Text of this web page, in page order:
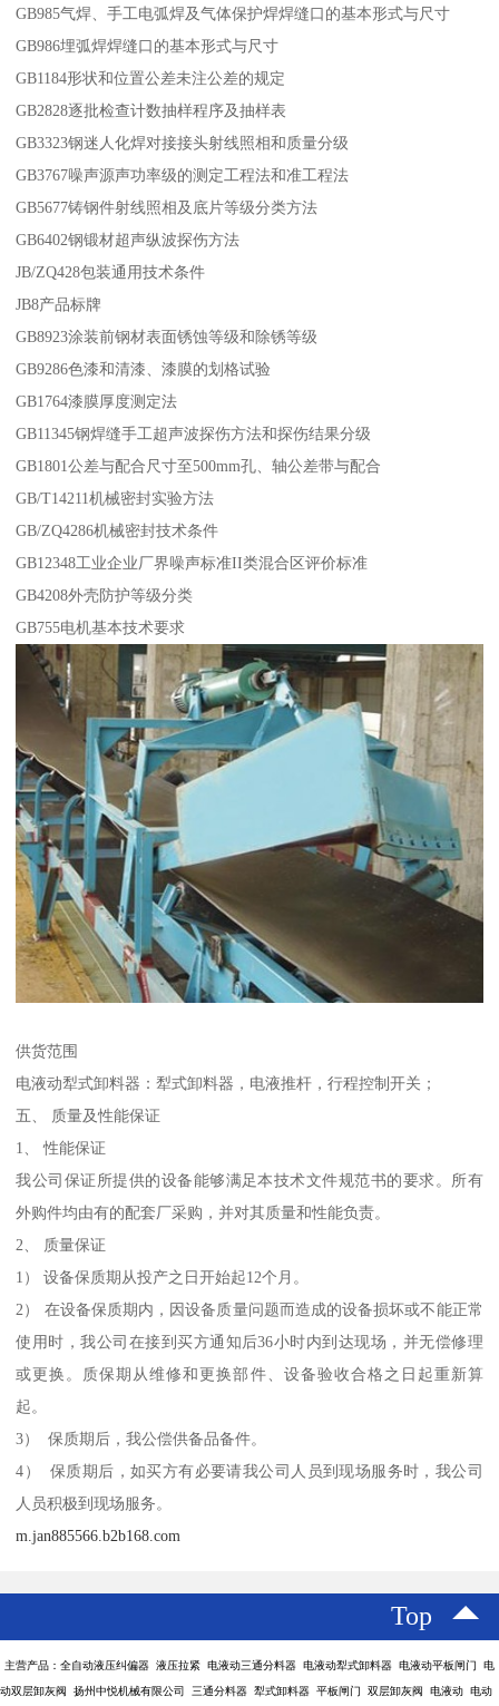
GB985气焊、手工电弧焊及气体保护焊焊缝口的基本形式与尺寸
GB986埋弧焊焊缝口的基本形式与尺寸
GB1184形状和位置公差未注公差的规定
GB2828逐批检查计数抽样程序及抽样表
GB3323钢迷人化焊对接接头射线照相和质量分级
GB3767噪声源声功率级的测定工程法和准工程法
GB5677铸钢件射线照相及底片等级分类方法
GB6402钢锻材超声纵波探伤方法
JB/ZQ428包装通用技术条件
JB8产品标牌
GB8923涂装前钢材表面锈蚀等级和除锈等级
GB9286色漆和清漆、漆膜的划格试验
GB1764漆膜厚度测定法
GB11345钢焊缝手工超声波探伤方法和探伤结果分级
GB1801公差与配合尺寸至500mm孔、轴公差带与配合
GB/T14211机械密封实验方法
GB/ZQ4286机械密封技术条件
GB12348工业企业厂界噪声标准II类混合区评价标准
GB4208外壳防护等级分类
GB755电机基本技术要求
供货范围
电液动犁式卸料器：犁式卸料器，电液推杆，行程控制开关；
五、 质量及性能保证
1、 性能保证
我公司保证所提供的设备能够满足本技术文件规范书的要求。所有
外购件均由有的配套厂采购，并对其质量和性能负责。
2、 质量保证
1） 设备保质期从投产之日开始起12个月。
2） 在设备保质期内，因设备质量问题而造成的设备损坏或不能正常
使用时，我公司在接到买方通知后36小时内到达现场，并无偿修理
或更换。质保期从维修和更换部件、设备验收合格之日起重新算
起。
3） 保质期后，我公偿供备品备件。
4） 保质期后，如买方有必要请我公司人员到现场服务时，我公司
人员积极到现场服务。
m.jan885566.b2b168.com
Top
主营产品：全自动液压纠偏器 液压拉紧 电液动三通分料器 电液动犁式卸料器 电液动平板闸门 电
动双层卸灰阀 扬州中悦机械有限公司 三通分料器 犁式卸料器 平板闸门 双层卸灰阀 电液动 电动